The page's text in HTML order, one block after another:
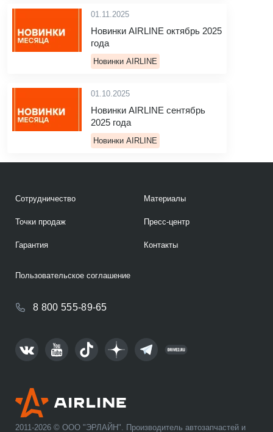
01.11.2025
Новинки AIRLINE октябрь 2025
года
Новинки AIRLINE
01.10.2025
Новинки AIRLINE сентябрь
2025 года
Новинки AIRLINE
2011-2026 © ООО "ЭРЛАЙН". Производитель автозапчастей и
Сотрудничество
Точки продаж
Гарантия
Материалы
Пресс-центр
Контакты
8 800 555-89-65
Пользовательское соглашение